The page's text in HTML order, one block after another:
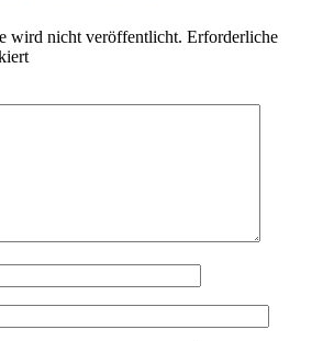
wird nicht veröffentlicht. Erforderliche